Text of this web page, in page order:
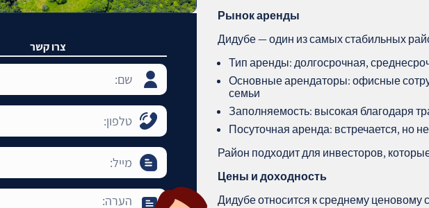
Рынок аренды
Дидубе — один из самых стабильных
Тип аренды: долгосрочная,
Основные арендаторы: офисные
семьи
Заполняемость: высокая благодаря
Посуточная аренда: встречается, но
Район подходит для инвесторов,
Цены и доходность
Дидубе относится к среднему ценовому
צרו קשר